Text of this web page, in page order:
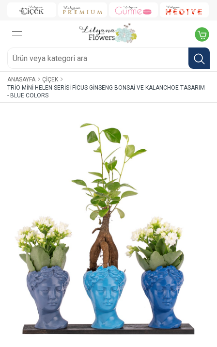
ANASAYFA
ÇIÇEK
TRIO MINI HELEN SERISI FICUS GINSENG BONSAI VE KALANCHOE TASARIM
- BLUE COLORS